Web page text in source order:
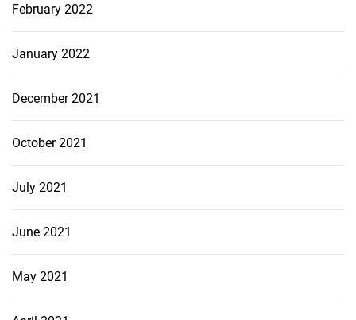
February 2022
January 2022
December 2021
October 2021
July 2021
June 2021
May 2021